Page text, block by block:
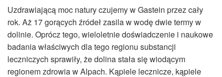
Uzdrawiającą moc natury czujemy w Gastein przez cały
rok. Aż 17 gorących źródeł zasila w wodę dwie termy w
dolinie. Oprócz tego, wieloletnie doświadczenie i naukowe
badania właściwych dla tego regionu substancji
leczniczych sprawiły, że dolina stała się wiodącym
regionem zdrowia w Alpach. Kąpiele lecznicze, kąpiele